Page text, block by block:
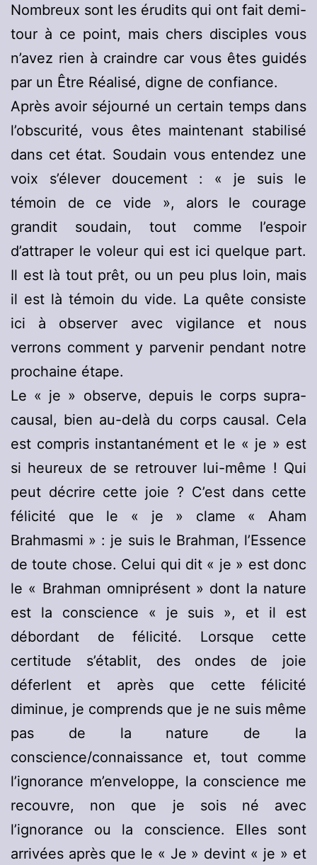
Nombreux sont les érudits qui ont fait demi-
tour à ce point, mais chers disciples vous
n’avez rien à craindre car vous êtes guidés
par un Être Réalisé, digne de confiance.
Après avoir séjourné un certain temps dans
l’obscurité, vous êtes maintenant stabilisé
dans cet état. Soudain vous entendez une
voix s’élever doucement : « je suis le
témoin de ce vide », alors le courage
grandit soudain, tout comme l’espoir
d’attraper le voleur qui est ici quelque part.
Il est là tout prêt, ou un peu plus loin, mais
il est là témoin du vide. La quête consiste
ici à observer avec vigilance et nous
verrons comment y parvenir pendant notre
prochaine étape.
Le « je » observe, depuis le corps supra-
causal, bien au-delà du corps causal. Cela
est compris instantanément et le « je » est
si heureux de se retrouver lui-même ! Qui
peut décrire cette joie ? C’est dans cette
félicité que le « je » clame « Aham
Brahmasmi » : je suis le Brahman, l’Essence
de toute chose. Celui qui dit « je » est donc
le « Brahman omniprésent » dont la nature
est la conscience « je suis », et il est
débordant de félicité. Lorsque cette
certitude s’établit, des ondes de joie
déferlent et après que cette félicité
diminue, je comprends que je ne suis même
pas de la nature de la
conscience/connaissance et, tout comme
l’ignorance m’enveloppe, la conscience me
recouvre, non que je sois né avec
l’ignorance ou la conscience. Elles sont
arrivées après que le « Je » devint « je » et